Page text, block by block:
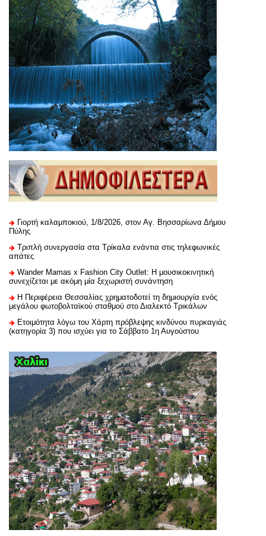
Γιορτή καλαμποκιού, 1/8/2026, στον Αγ. Βησσαρίωνα Δήμου
Πύλης
Τριπλή συνεργασία στα Τρίκαλα ενάντια στις τηλεφωνικές
απάτες
Wander Mamas x Fashion City Outlet: Η μουσικοκινητική
συνεχίζεται με ακόμη μία ξεχωριστή συνάντηση
H Περιφέρεια Θεσσαλίας χρηματοδοτεί τη δημιουργία ενός
μεγάλου φωτοβολταϊκού σταθμού στο Διαλεκτό Τρικάλων
Ετοιμότητα λόγω του Χάρτη πρόβλεψης κινδύνου πυρκαγιάς
(κατηγορία 3) που ισχύει για το Σάββατο 1η Αυγούστου